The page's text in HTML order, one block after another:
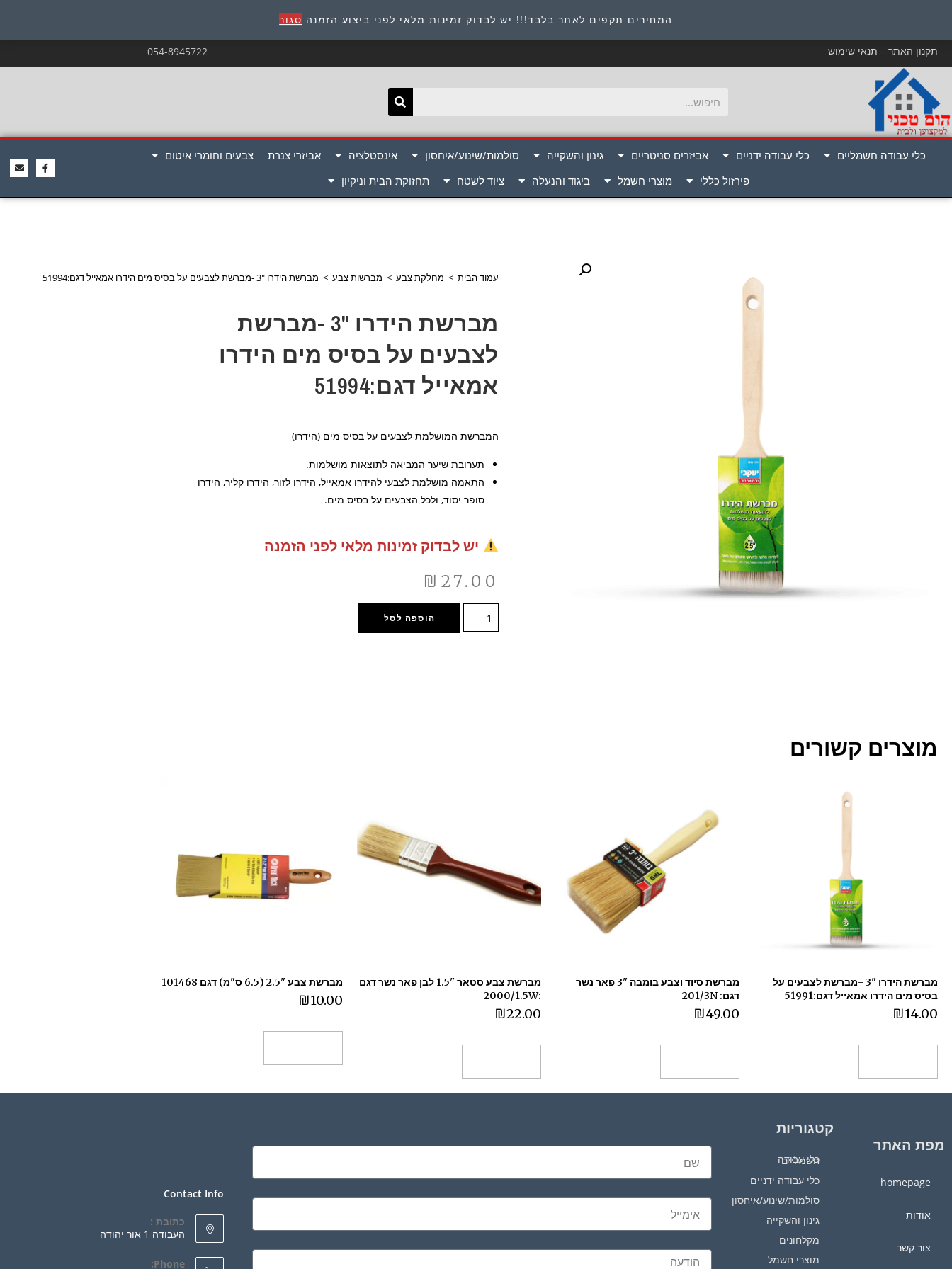
המחירים תקפים לאתר בלבד!!! יש לבדוק זמינות מלאי לפני ביצוע הזמנה סגור כתובת : היוזמים 9 אור יהודה שירות לקוחות 054-8945722
תקנון האתר – תנאי שימוש 054-8945722
כלי עבודה חשמליים כלי עבודה ידניים אביזרים סניטריים גינון והשקייה סולמות/שינוע/איחסון אינסטלציה אביזרי צנרת
צבעים וחומרי איטום
פירזול כללי
מוצרי חשמל ביגוד והנעלה ציוד לשטח תחזוקת הבית וניקיון
עמוד הבית > מחלקת צבע > מברשות צבע > מברשת הידרו "3 -מברשת לצבעים על בסיס מים הידרו אמאייל דגם:51994
מברשת הידרו "3 -מברשת
לצבעים על בסיס מים הידרו
אמאייל דגם:51994
המברשת המושלמת לצבעים על בסיס מים (הידרו)
תערובת שיער המביאה לתוצאות מושלמות.
התאמה מושלמת לצבעי להידרו אמאייל, הידרו לזור, הידרו קליר, הידרו
סופר יסוד, ולכל הצבעים על בסיס מים.
יש לבדוק זמינות מלאי לפני הזמנה
₪ 27.00
הוספה לסל
מוצרים קשורים
מברשת הידרו "3 -מברשת לצבעים על
בסיס מים הידרו אמאייל דגם:51991
₪14.00
מברשת סיוד וצבע בומבה "3 פאר נשר
דגם: 201/3N
₪49.00
מברשת צבע סטאר "1.5 לבן פאר נשר דגם
:2000/1.5W
₪22.00
מברשת צבע "2.5 (6.5 ס"מ) דגם 101468
₪10.00
מפת האתר
homepage
אודות
צור קשר
קטגוריות
כלי עבודה חשמליים
כלי עבודה ידניים
סולמות/שינוע/איחסון
גינון והשקייה
מקלחונים
מוצרי חשמל
Contact Info
כתובת :
העבודה 1 אור יהודה
Phone: